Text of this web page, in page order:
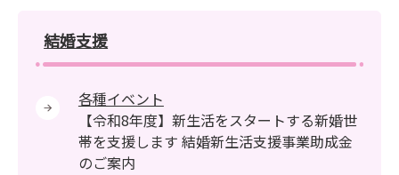
結婚支援
各種イベント
【令和8年度】新生活をスタートする新婚世
帯を支援します 結婚新生活支援事業助成金
のご案内